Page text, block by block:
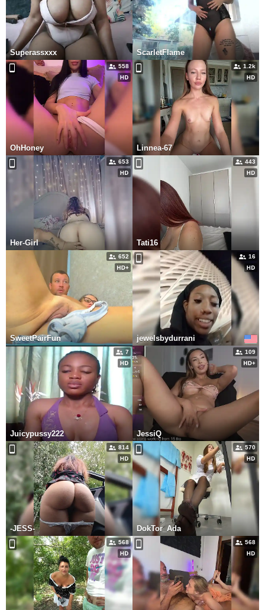
Superassxxx ScarletFlame
558
OhHoney
1.2k
Linnea-67
653
Her-Girl
443
Tati16
652
SweetPairFun
16
jewelsbydurrani
7
Juicypussy222
109
JessiQ
814
-JESS-
570
DokTor_Ada
568 568